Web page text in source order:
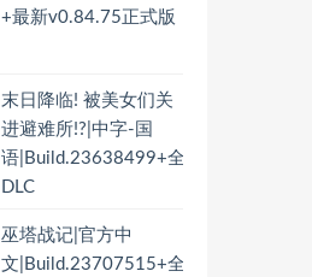
+最新v0.84.75正式版
末日降临! 被美女们关
进避难所!?|中字-国
语|Build.23638499+全
DLC
巫塔战记|官方中
文|Build.23707515+全